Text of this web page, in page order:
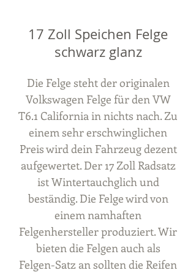
17 Zoll Speichen Felge
schwarz glanz
Die Felge steht der originalen
Volkswagen Felge für den VW
T6.1 California in nichts nach. Zu
einem sehr erschwinglichen
Preis wird dein Fahrzeug dezent
aufgewertet. Der 17 Zoll Radsatz
ist Wintertauchglich und
beständig. Die Felge wird von
einem namhaften
Felgenhersteller produziert. Wir
bieten die Felgen auch als
Felgen-Satz an sollten die Reifen